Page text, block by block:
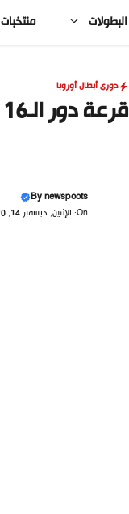
البطولات منتخبات
دوري أبطال أوروبا
قرعة دور الـ16 لدوري أبطال أوروبا كاملة
Bynewspoots
On: الإثنين, ديسمبر 14, 2020 12:36 مساءً